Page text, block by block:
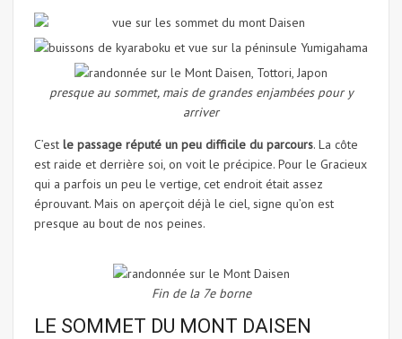
presque au sommet, mais de grandes enjambées pour y
arriver
C’est le passage réputé un peu difficile du parcours. La côte
est raide et derrière soi, on voit le précipice. Pour le Gracieux
qui a parfois un peu le vertige, cet endroit était assez
éprouvant. Mais on aperçoit déjà le ciel, signe qu’on est
presque au bout de nos peines.
Fin de la 7e borne
LE SOMMET DU MONT DAISEN